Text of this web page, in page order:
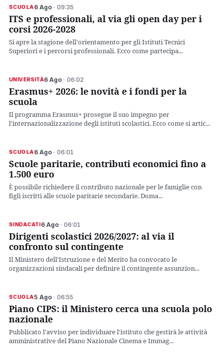
SCUOLA6 Ago· 09:35
ITS e professionali, al via gli open day per i
corsi 2026-2028
Si apre la stagione dell'orientamento per gli Istituti Tecnici
Superiori e i percorsi professionali. Ecco come partecipa...
UNIVERSITÀ6 Ago · 06:02
Erasmus+ 2026: le novità e i fondi per la
scuola
Il programma Erasmus+ prosegue il suo impegno per
l'internazionalizzazione degli istituti scolastici. Ecco come si artic...
SCUOLA6 Ago· 06:01
Scuole paritarie, contributi economici fino a
1.500 euro
È possibile richiedere il contributo nazionale per le famiglie con
figli iscritti alle scuole paritarie secondarie. Doma...
SINDACATI6 Ago· 06:01
Dirigenti scolastici 2026/2027: al via il
confronto sul contingente
Il Ministero dell'Istruzione e del Merito ha convocato le
organizzazioni sindacali per definire il contingente assunzion...
SCUOLA5 Ago· 06:55
Piano CIPS: il Ministero cerca una scuola polo
nazionale
Pubblicato l'avviso per individuare l'istituto che gestirà le attività
amministrative del Piano Nazionale Cinema e Immag...